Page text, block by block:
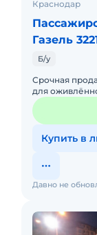
Краснодар
Газель
Б/у
Срочная продажа! ГАЗ-A64R42 (2014г)—
для
Купить в
Давно не